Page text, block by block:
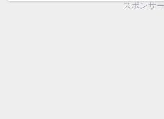
スポンサ